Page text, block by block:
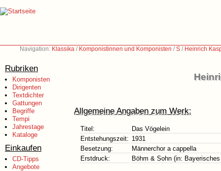
Navigation: Klassika / Komponistinnen und Komponisten /S / Heinrich
Rubriken
Komponisten
Dirigenten
Textdichter
Gattungen
Begriffe
Tempi
Jahrestage
Kataloge
Einkaufen
CD-Tipps
Angebote
Allgemeine Angaben zum Werk:
Titel:
Das Vögelein
Entstehungszeit: 1931
Besetzung:
Männerchor a cappella
Erstdruck:
Böhm & Sohn (in: